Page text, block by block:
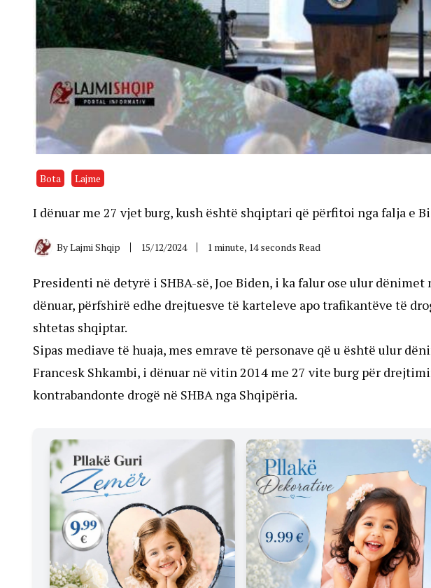
Bota Lajme
I dënuar me 27 vjet burg, kush është shqiptari që përfitoi nga falja e
ByLajmi Shqip 15/12/2024 1 minute, 14 seconds Read
Presidenti në detyrë i SHBA-së, Joe Biden, i ka falur ose ulur dënimet
dënuar, përfshirë edhe drejtuesve të karteleve apo trafikantëve të
shtetas shqiptar.
Sipas mediave të huaja, mes emrave të personave që u është ulur
Francesk Shkambi, i dënuar në vitin 2014 me 27 vite burg për
kontrabandonte drogë në SHBA nga Shqipëria.